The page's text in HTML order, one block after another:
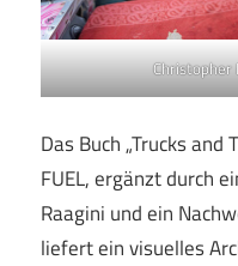
Christopher
Das Buch „Trucks
FUEL, ergänzt durch
Raagini und ein
liefert ein visuelles